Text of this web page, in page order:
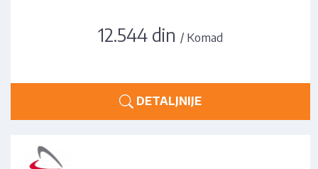
12.544 din / Komad
DETALJNIJE